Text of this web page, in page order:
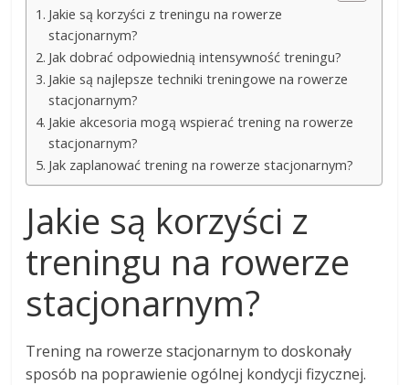
Jakie są korzyści z treningu na rowerze
stacjonarnym?
Jak dobrać odpowiednią intensywność treningu?
Jakie są najlepsze techniki treningowe na rowerze
stacjonarnym?
Jakie akcesoria mogą wspierać trening na rowerze
stacjonarnym?
Jak zaplanować trening na rowerze stacjonarnym?
Jakie są korzyści z
treningu na rowerze
stacjonarnym?
Trening na rowerze stacjonarnym to doskonały
sposób na poprawienie ogólnej kondycji fizycznej.